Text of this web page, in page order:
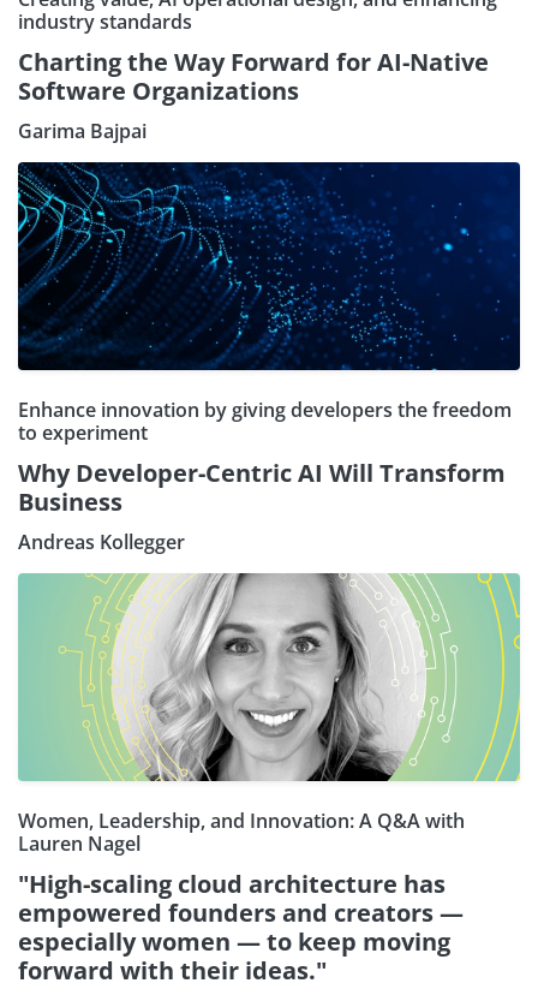
industry standards
Charting the Way Forward for AI-Native
Software Organizations
Garima Bajpai
Enhance innovation by giving developers the freedom
to experiment
Why Developer-Centric AI Will Transform
Business
Andreas Kollegger
Women, Leadership, and Innovation: A Q&A with
Lauren Nagel
"High-scaling cloud architecture has
empowered founders and creators —
especially women — to keep moving
forward with their ideas."